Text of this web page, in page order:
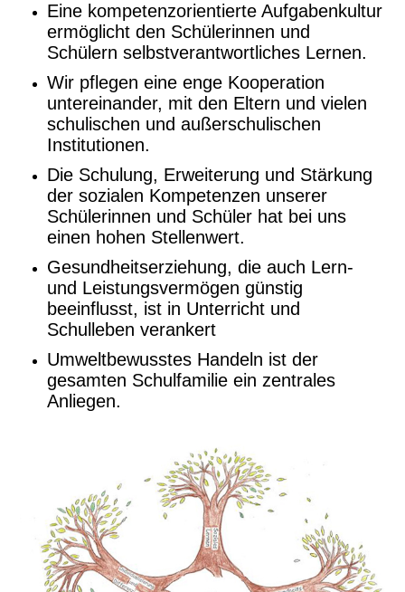
Eine kompetenzorientierte Aufgabenkultur
ermöglicht den Schülerinnen und
Schülern selbstverantwortliches Lernen.
Wir pflegen eine enge Kooperation
untereinander, mit den Eltern und vielen
schulischen und außerschulischen
Institutionen.
Die Schulung, Erweiterung und Stärkung
der sozialen Kompetenzen unserer
Schülerinnen und Schüler hat bei uns
einen hohen Stellenwert.
Gesundheitserziehung, die auch Lern-
und Leistungsvermögen günstig
beeinflusst, ist in Unterricht und
Schulleben verankert
Umweltbewusstes Handeln ist der
gesamten Schulfamilie ein zentrales
Anliegen.